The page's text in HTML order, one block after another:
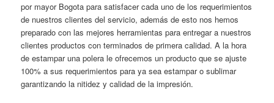
por mayor Bogota para satisfacer cada uno de los requerimientos
de nuestros clientes del servicio, además de esto nos hemos
preparado con las mejores herramientas para entregar a nuestros
clientes productos con terminados de primera calidad. A la hora
de estampar una polera le ofrecemos un producto que se ajuste
100% a sus requerimientos para ya sea estampar o sublimar
garantizando la nitidez y calidad de la impresión.